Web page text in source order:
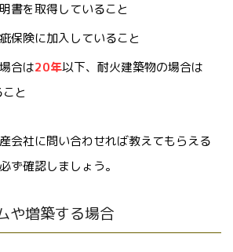
書を取得していること
保険に加入していること
合は20年以下、耐火建築物の場合は
と
会社に問い合わせれば教えてもらえる
ず確認しましょう。
や増築する場合